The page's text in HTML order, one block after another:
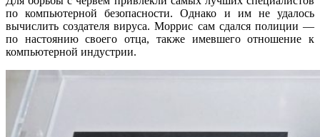
по компьютерной безопасности. Однако и им не удалось
вычислить создателя вируса. Моррис сам сдался полиции —
по настоянию своего отца, также имевшего отношение к
компьютерной индустрии.